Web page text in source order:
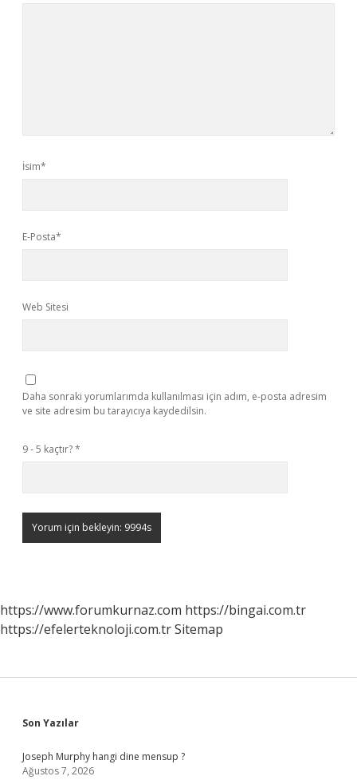
İsim*
E-Posta*
Web Sitesi
Daha sonraki yorumlarımda kullanılması için adım, e-posta adresim
ve site adresim bu tarayıcıya kaydedilsin.
9 - 5 kaçtır?*
https://www.forumkurnaz.com https://bingai.com.tr
https://efelerteknoloji.com.trSitemap
Sidebar
Son Yazılar
Joseph Murphy hangi dine mensup ?
Ağustos 7, 2026